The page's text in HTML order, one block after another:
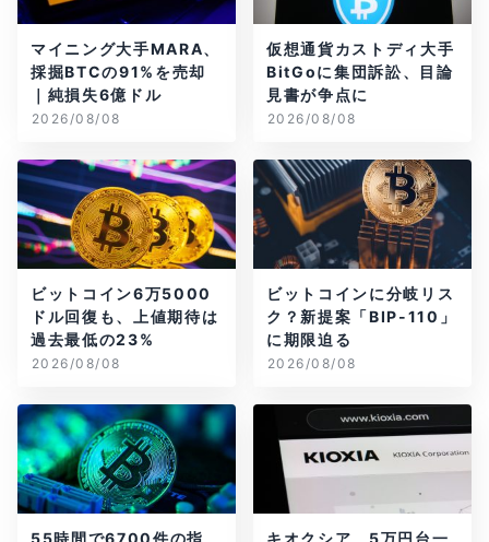
マイニング大手MARA、
採掘BTCの91%を売却
｜純損失6億ドル
2026/08/08
仮想通貨カストディ大手
BitGoに集団訴訟、目論
見書が争点に
2026/08/08
ビットコイン6万5000
ドル回復も、上値期待は
過去最低の23%
2026/08/08
ビットコインに分岐リス
ク？新提案「BIP-110」
に期限迫る
2026/08/08
55時間で6700件の指 キオクシア、5万円台一